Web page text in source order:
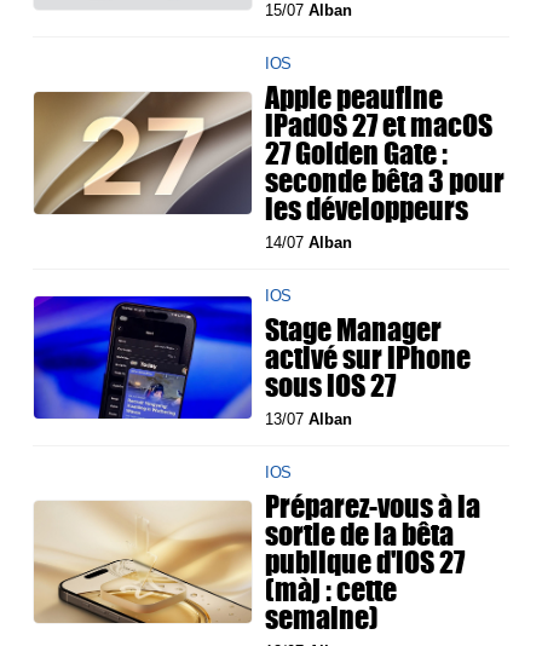
15/07Alban
IOS
Apple peaufine
iPadOS 27 et macOS
27 Golden Gate :
seconde bêta 3 pour
les développeurs
14/07Alban
IOS
Stage Manager
activé sur iPhone
sous iOS 27
13/07Alban
IOS
Préparez-vous à la
sortie de la bêta
publique d'iOS 27
(màj : cette
semaine)